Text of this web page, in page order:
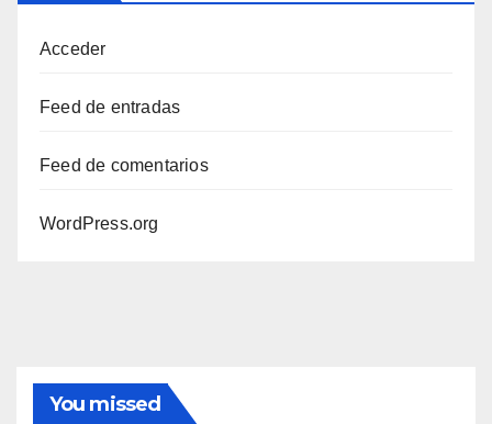
Acceder
Feed de entradas
Feed de comentarios
WordPress.org
You missed